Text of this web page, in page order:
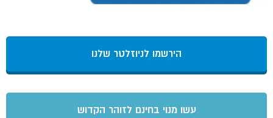
הירשמו לניוזלטר שלנו
עשו מנוי בחינם לזוהר הקדוש